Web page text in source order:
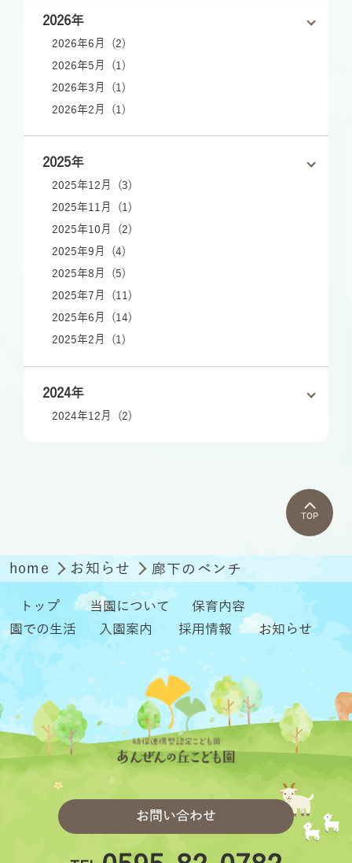
2026年
2026年6月 (2)
2026年5月 (1)
2026年3月 (1)
2026年2月 (1)
2025年
2025年12月 (3)
2025年11月 (1)
2025年10月 (2)
2025年9月 (4)
2025年8月 (5)
2025年7月 (11)
2025年6月 (14)
2025年2月 (1)
2024年
2024年12月 (2)
TOP
home お知らせ 廊下のベンチ
トップ 当園について
保育内容
園での生活
入園案内 採用情報 お知らせ
お問い合わせ